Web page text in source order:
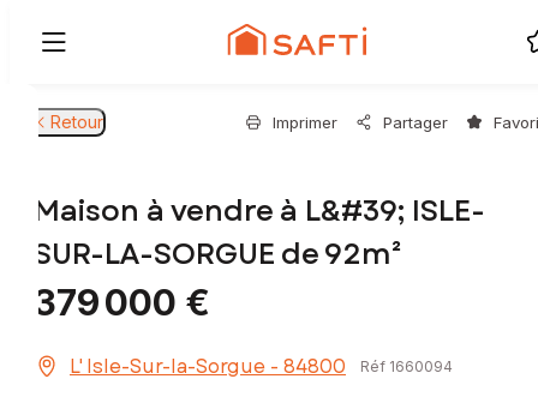
Retour Imprimer Partager
Maison à vendre à L&#39; ISLE-
SUR-LA-SORGUE de 92m²
379 000 €
L' Isle-Sur-la-Sorgue - 84800 Réf 1660094